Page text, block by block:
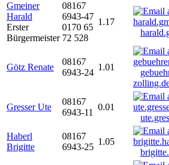
Gmeiner
Harald
Erster
Bürgermeister
08167
6943-47
0170 65
72 528
1.17
Götz Renate
08167
6943-24
1.01
Gresser Ute
08167
6943-11
0.01
Haberl
Brigitte
08167
6943-25
1.05